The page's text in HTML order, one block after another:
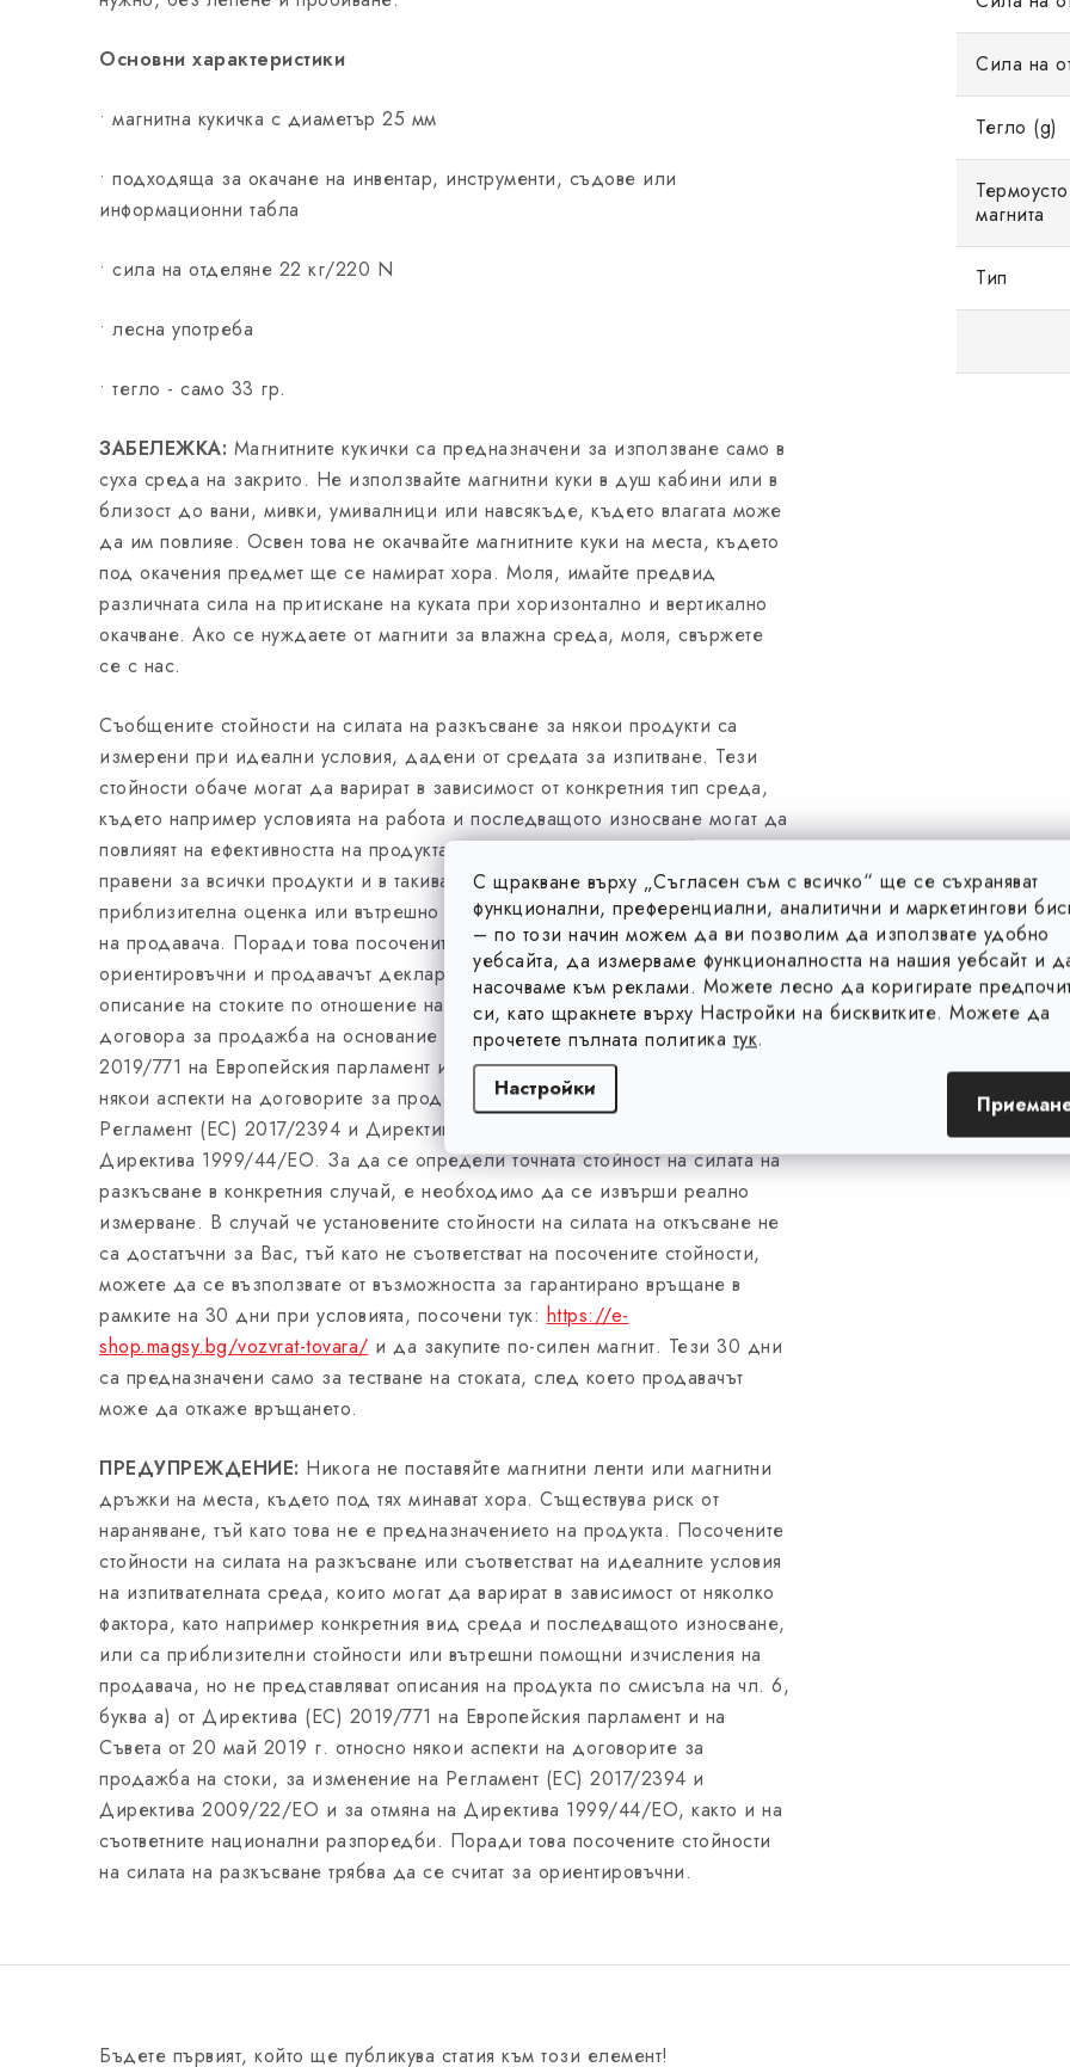
С щракване върху „Съгласен съм с всичко“ ще се съхраняват
функционални, преференциални, аналитични и маркетингови
– по този начин можем да ви позволим да използвате удобно
уебсайта, да измерваме функционалността на нашия уебсайт и
насочваме към реклами. Можете лесно да коригирате
си, като щракнете върху Настройки на бисквитките. Можете да
прочетете пълната политика тук.
Настройки
Основни характеристики
• магнитна кукичка с диаметър 25 мм
• подходяща за окачане на инвентар, инструменти, съдове или
информационни табла
• сила на отделяне 22 кг/220 N
• лесна употреба
• тегло - само 33 гр.
ЗАБЕЛЕЖКА: Магнитните кукички са предназначени за използване само в
суха среда на закрито. Не използвайте магнитни куки в душ кабини или в
близост до вани, мивки, умивалници или навсякъде, където влагата може
да им повлияе. Освен това не окачвайте магнитните куки на места, където
под окачения предмет ще се намират хора. Моля, имайте предвид
различната сила на притискане на куката при хоризонтално и вертикално
окачване. Ако се нуждаете от магнити за влажна среда, моля, свържете
се с нас.
Съобщените стойности на силата на разкъсване за някои продукти са
измерени при идеални условия, дадени от средата за изпитване. Тези
стойности обаче могат да варират в зависимост от конкретния тип среда,
където например условията на работа и последващото износване могат да
повлияят на ефективността на продукта. Въпреки това измервания не са
правени за всички продукти и в такива случаи представляват само
приблизителна оценка или вътрешно спомагателно изчисление от страна
на продавача. Поради това посочените стойности следва да се считат за
ориентировъчни и продавачът декларира, че те не представляват
описание на стоките по отношение на договорените характеристики в
договора за продажба на основание член 6, буква а) от Директива (ЕС)
2019/771 на Европейския парламент и на Съвета от 20 май 2019 г. относно
някои аспекти на договорите за продажба на стоки, за изменение на
Регламент (ЕС) 2017/2394 и Директива 2009/22/ЕО и за отмяна на
Директива 1999/44/ЕО. За да се определи точната стойност на силата на
разкъсване в конкретния случай, е необходимо да се извърши реално
измерване. В случай че установените стойности на силата на откъсване не
са достатъчни за Вас, тъй като не съответстват на посочените стойности,
можете да се възползвате от възможността за гарантирано връщане в
рамките на 30 дни при условията, посочени тук: https://e-
shop.magsy.bg/vozvrat-tovara/ и да закупите по-силен магнит. Тези 30 дни
са предназначени само за тестване на стоката, след което продавачът
може да откаже връщането.
ПРЕДУПРЕЖДЕНИЕ: Никога не поставяйте магнитни ленти или магнитни
дръжки на места, където под тях минават хора. Съществува риск от
нараняване, тъй като това не е предназначението на продукта. Посочените
стойности на силата на разкъсване или съответстват на идеалните условия
на изпитвателната среда, които могат да варират в зависимост от няколко
фактора, като например конкретния вид среда и последващото износване,
или са приблизителни стойности или вътрешни помощни изчисления на
продавача, но не представляват описания на продукта по смисъла на чл. 6,
буква а) от Директива (ЕС) 2019/771 на Европейския парламент и на
Съвета от 20 май 2019 г. относно някои аспекти на договорите за
продажба на стоки, за изменение на Регламент (ЕС) 2017/2394 и
Директива 2009/22/ЕО и за отмяна на Директива 1999/44/ЕО, както и на
съответните национални разпоредби. Поради това посочените стойности
на силата на разкъсване трябва да се считат за ориентировъчни.
Сила на
Тегло (g)
магнита
Тип
Бъдете първият, който ще публикува статия към този елемент!